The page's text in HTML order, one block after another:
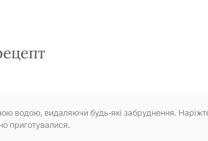
водою, видаляючи будь-які забруднення.
приготувалися.